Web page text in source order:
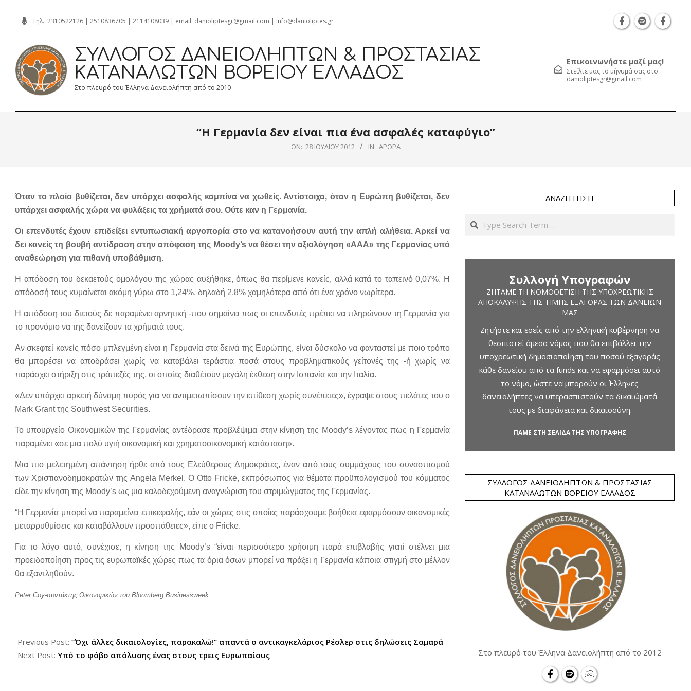
content
Τηλ.: 2310522126 | 2510836705 | 2114108039 | email: danioliptesgr@gmail.com | info@danioliptes.gr
ΣΎΛΛΟΓΟΣ ΔΑΝΕΙΟΛΗΠΤΏΝ & ΠΡΟΣΤΑΣΊΑΣ
ΚΑΤΑΝΑΛΩΤΏΝ ΒΟΡΕΊΟΥ ΕΛΛΆΔΟΣ
Στο πλευρό του Έλληνα Δανειολήπτη από το 2010
Επικοινωνήστε μαζί μας!
Στείλτε μας το μήνυμά σας στο
danioliptesgr@gmail.com
“Η Γερμανία δεν είναι πια ένα ασφαλές καταφύγιο”
ON: 28 ΙΟΥΛΊΟΥ 2012 IN: ΆΡΘΡΑ
Όταν το πλοίο βυθίζεται, δεν υπάρχει ασφαλής καμπίνα να χωθείς. Αντίστοιχα, όταν η Ευρώπη βυθίζεται, δεν
υπάρχει ασφαλής χώρα να φυλάξεις τα χρήματά σου. Ούτε καν η Γερμανία.
Οι επενδυτές έχουν επιδείξει εντυπωσιακή αργοπορία στο να κατανοήσουν αυτή την απλή αλήθεια. Αρκεί να
δει κανείς τη βουβή αντίδραση στην απόφαση της Moody’s να θέσει την αξιολόγηση «ΑΑΑ» της Γερμανίας υπό
αναθεώρηση για πιθανή υποβάθμιση.
Η απόδοση του δεκαετούς ομολόγου της χώρας αυξήθηκε, όπως θα περίμενε κανείς, αλλά κατά το ταπεινό 0,07%. Η
απόδοσή τους κυμαίνεται ακόμη γύρω στο 1,24%, δηλαδή 2,8% χαμηλότερα από ότι ένα χρόνο νωρίτερα.
Η απόδοση του διετούς δε παραμένει αρνητική -που σημαίνει πως οι επενδυτές πρέπει να πληρώνουν τη Γερμανία για
το προνόμιο να της δανείζουν τα χρήματά τους.
Αν σκεφτεί κανείς πόσο μπλεγμένη είναι η Γερμανία στα δεινά της Ευρώπης, είναι δύσκολο να φανταστεί με ποιο τρόπο
θα μπορέσει να αποδράσει χωρίς να καταβάλει τεράστια ποσά στους προβληματικούς γείτονές της -ή χωρίς να
παράσχει στήριξη στις τράπεζές της, οι οποίες διαθέτουν μεγάλη έκθεση στην Ισπανία και την Ιταλία.
«Δεν υπάρχει αρκετή δύναμη πυρός για να αντιμετωπίσουν την επίθεση χωρίς συνέπειες», έγραψε στους πελάτες του ο
Mark Grant της Southwest Securities.
Το υπουργείο Οικονομικών της Γερμανίας αντέδρασε προβλέψιμα στην κίνηση της Moody’s λέγοντας πως η Γερμανία
παραμένει «σε μια πολύ υγιή οικονομική και χρηματοοικονομική κατάσταση».
Μια πιο μελετημένη απάντηση ήρθε από τους Ελεύθερους Δημοκράτες, έναν από τους συμμάχους του συνασπισμού
των Χριστιανοδημοκρατών της Angela Merkel. Ο Otto Fricke, εκπρόσωπος για θέματα προϋπολογισμού του κόμματος
είδε την κίνηση της Moody’s ως μια καλοδεχούμενη αναγνώριση του στριμώγματος της Γερμανίας.
“Η Γερμανία μπορεί να παραμείνει επικεφαλής, εάν οι χώρες στις οποίες παράσχουμε βοήθεια εφαρμόσουν οικονομικές
μεταρρυθμίσεις και καταβάλλουν προσπάθειες», είπε ο Fricke.
Για το λόγο αυτό, συνέχισε, η κίνηση της Moody’s “είναι περισσότερο χρήσιμη παρά επιβλαβής γιατί στέλνει μια
προειδοποίηση προς τις ευρωπαϊκές χώρες πως τα όρια όσων μπορεί να πράξει η Γερμανία κάποια στιγμή στο μέλλον
θα εξαντληθούν.
Peter Coy-συντάκτης Οικονομικών του Bloomberg Businessweek
07-
28
Previous Post: “Όχι άλλες δικαιολογίες, παρακαλώ!” απαντά ο αντικαγκελάριος Ρέσλερ στις δηλώσεις Σαμαρά
Next Post: Υπό το φόβο απόλυσης ένας στους τρεις Ευρωπαίους
ΑΝΑΖΉΤΗΣΗ
Search
Συλλογή Υπογραφών
ΖΗΤΆΜΕ ΤΗ ΝΟΜΟΘΈΤΙΣΗ ΤΗΣ ΥΠΟΧΡΕΩΤΙΚΉΣ
ΑΠΟΚΆΛΥΨΗΣ ΤΗΣ ΤΙΜΉΣ ΕΞΑΓΟΡΆΣ ΤΩΝ ΔΑΝΕΊΩΝ
ΜΑΣ
Ζητήστε και εσείς από την ελληνική κυβέρνηση να
θεσπιστεί άμεσα νόμος που θα επιβάλλει την
υποχρεωτική δημοσιοποίηση του ποσού εξαγοράς
κάθε δανείου από τα funds και να εφαρμόσει αυτό
το νόμο, ώστε να μπορούν οι Έλληνες
δανειολήπτες να υπερασπιστούν τα δικαιώματά
τους με διαφάνεια και δικαιοσύνη.
ΠΑΜΕ ΣΤΗ ΣΕΛΙΔΑ ΤΗΣ ΥΠΟΓΡΑΦΗΣ
ΣΎΛΛΟΓΟΣ ΔΑΝΕΙΟΛΗΠΤΏΝ & ΠΡΟΣΤΑΣΊΑΣ
ΚΑΤΑΝΑΛΩΤΏΝ ΒΟΡΕΊΟΥ ΕΛΛΆΔΟΣ
Στο πλευρό του Έλληνα Δανειολήπτη από το 2012